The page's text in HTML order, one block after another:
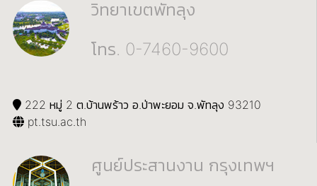
วิทยาเขตพัทลุง
โทร. 0-7460-9600
222 หมู่ 2 ต.บ้านพร้าว อ.ป่าพะยอม จ.พัทลุง 93210
pt.tsu.ac.th
ศูนย์ประสานงาน กรุงเทพฯ